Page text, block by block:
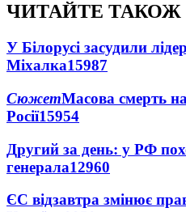
ЧИТАЙТЕ ТАКОЖ
У Білорусі засудили
Міхалка15987
СюжетМасова смерть
Росії15954
Другий за день: у РФ
генерала12960
ЄС відзавтра змінює